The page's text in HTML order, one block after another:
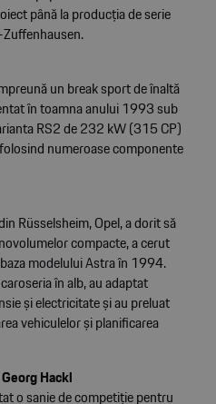
până la producția de serie
un break sport de înaltă
în toamna anului 1993 sub
RS2 de 232 kW (315 CP)
numeroase componente
Rüsselsheim, Opel, a dorit să
compacte, a cerut
modelului Astra în 1994.
în alb, au adaptat
și electricitate și au preluat
vehiculelor și planificarea
Hackl
o sanie de competiție pentru